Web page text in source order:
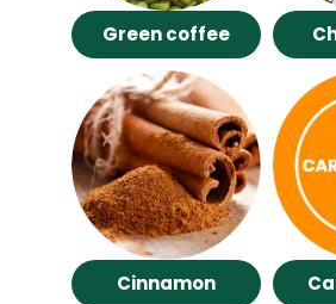
Green coffee
Cinnamon